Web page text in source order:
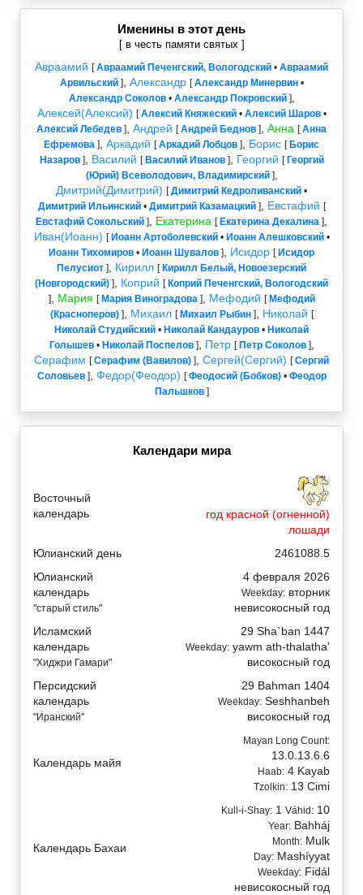
Именины в этот день
[ в честь памяти святых ]
Авраамий [Авраамий Печенгский, Вологодский • Авраамий
Арвильский], Александр [Александр Минервин•
Александр Соколов• Александр Покровский],
Алексей(Алексий) [Алексий Княжеский• Алексий Шаров•
Алексий Лебедев ] Андрей [Андрей Беднов ] Анна [Анна
Ефремова ] Аркадий [Аркадий Лобцов ] Борис [ Борис
Назаров], Василий [ Василий Иванов], Георгий [ Георгий
(Юрий) Всеволодович, Владимирский],
Дмитрий(Димитрий) [Димитрий Кедроливанский •
Димитрий Ильинский• Димитрий Казамацкий], Евстафий [
Евстафий Сокольский ] Екатерина [ Екатерина Декалина ]
Иван(Иоанн) [ Иоанн Артоболевский• Иоанн Алешковский•
Иоанн Тихомиров • Иоанн Шувалов ] Исидор [ Исидор
Пелусиот ] Кирилл [ Кирилл Белый, Новоезерский
(Новгородский) ] Коприй [ Коприй Печенгский, Вологодский
], Мария [ Мария Виноградова], Мефодий [ Мефодий
(Красноперов)], Михаил [ Михаил Рыбин], Николай [
Николай Студийский • Николай Кандауров • Николай
Голышев• Николай Поспелов], Петр [ Петр Соколов],
Серафим [Серафим (Вавилов) ] Сергей(Сергий) [Сергий
Соловьев], Федор(Феодор) [Феодосий (Бобков)• Феодор
Пальшков]
Календари мира
Восточный
календарь
год красной (огненной)
лошади
Юлианский день
2461088.5
Юлианский
календарь
"старый стиль"
4 февраля 2026
Weekday: вторник
невисокосный год
Исламский
календарь
"Хиджри Гамари"
29 Sha`ban 1447
Weekday: yawm ath-thalatha'
високосный год
Персидский
календарь
"Иранский"
29 Bahman 1404
Weekday: Seshhanbeh
високосный год
Календарь майя
Mayan Long Count:
13.0.13.6.6
Haab: 4 Kayab
Tzolkin: 13 Cimi
Календарь Бахаи
Kull-i-Shay: 1 Váhid: 10
Year: Bahháj
Month: Mulk
Day: Mashíyyat
Weekday: Fidál
невисокосный год